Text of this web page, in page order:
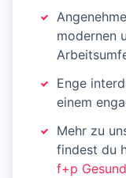
modernen
Enge
einem
Mehr zu
findest du
f+p